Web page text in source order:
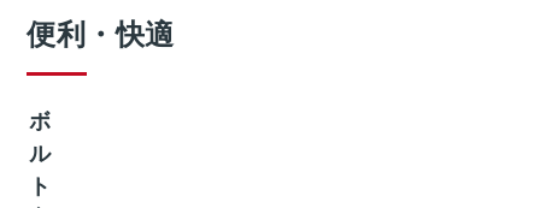
便利・快適
ボ
ル
ト